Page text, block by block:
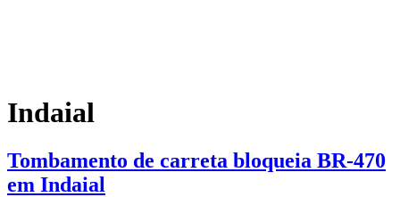
Indaial
Tombamento de carreta bloqueia BR-470
em Indaial